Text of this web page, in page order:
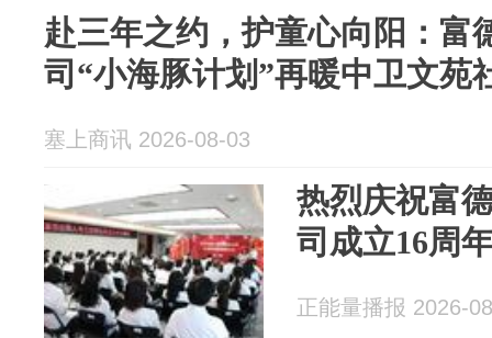
赴三年之约，护童心向阳：富
司“小海豚计划”再暖中卫文苑
塞上商讯 2026-08-03
热烈庆祝富
司成立16周
正能量播报 2026-